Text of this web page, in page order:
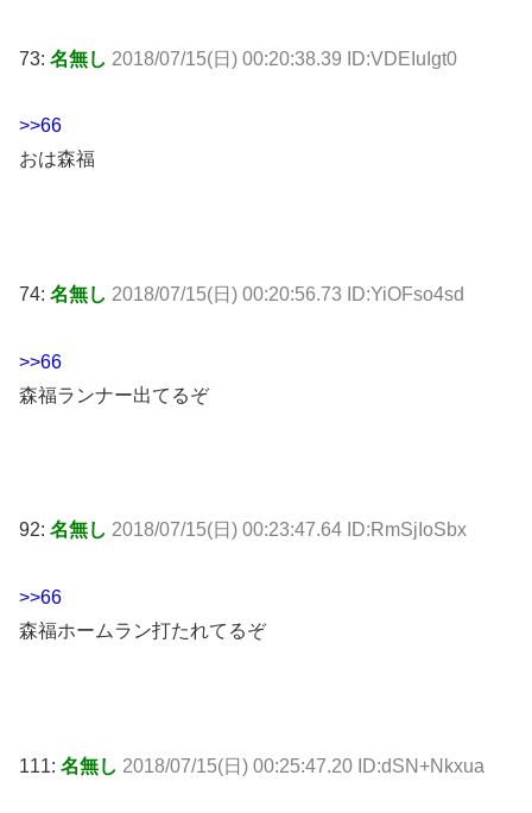
73: 名無し 2018/07/15(日) 00:20:38.39 ID:VDEIuIgt0
>>66
おは森福
74: 名無し 2018/07/15(日) 00:20:56.73 ID:YiOFso4sd
>>66
森福ランナー出てるぞ
92: 名無し 2018/07/15(日) 00:23:47.64 ID:RmSjIoSbx
>>66
森福ホームラン打たれてるぞ
111: 名無し 2018/07/15(日) 00:25:47.20 ID:dSN+Nkxua